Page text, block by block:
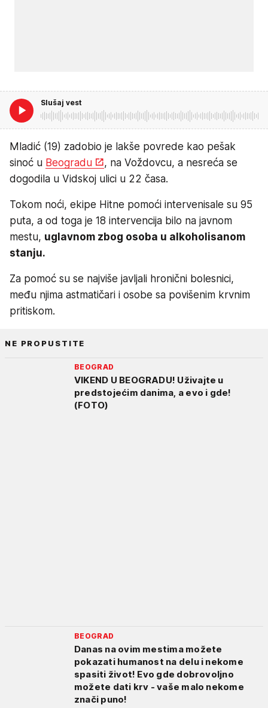
Slušaj vest
Mladić (19) zadobio je lakše povrede kao pešak
sinoć u Beogradu
, na Voždovcu, a nesreća se
dogodila u Vidskoj ulici u 22 časa.
Tokom noći, ekipe Hitne pomoći intervenisale su 95
puta, a od toga je 18 intervencija bilo na javnom
mestu, uglavnom zbog osoba u alkoholisanom
stanju.
Za pomoć su se najviše javljali hronični bolesnici,
među njima astmatičari i osobe sa povišenim krvnim
pritiskom.
NE PROPUSTITE
BEOGRAD
VIKEND U BEOGRADU! Uživajte u
predstojećim danima, a evo i gde!
(FOTO)
BEOGRAD
Danas na ovim mestima možete
pokazati humanost na delu i nekome
spasiti život! Evo gde dobrovoljno
možete dati krv - vaše malo nekome
znači puno!